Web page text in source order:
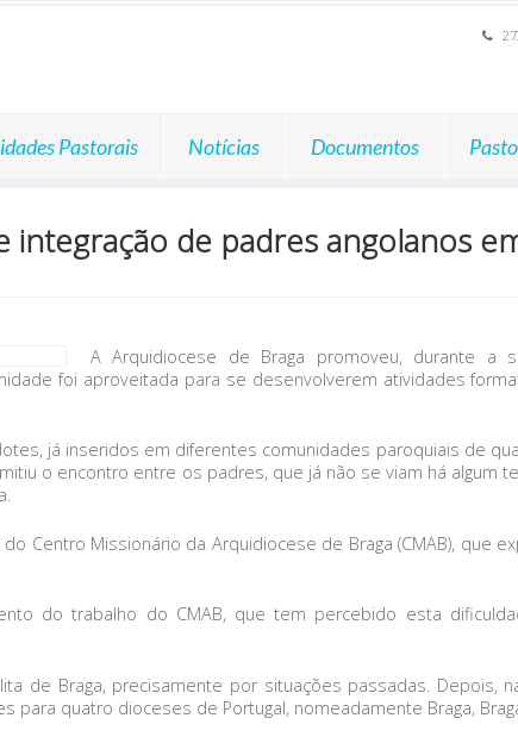
Pastorais Notícias Documentos
de padres angolanos
A Arquidiocese de Braga promoveu, durante a
foi aproveitada para se desenvolverem atividades
já inseridos em diferentes comunidades paroquiais de
o encontro entre os padres, que já não se viam há algum
Centro Missionário da Arquidiocese de Braga (CMAB), que
do trabalho do CMAB, que tem percebido esta
de Braga, precisamente por situações passadas. Depois,
quatro dioceses de Portugal, nomeadamente Braga,